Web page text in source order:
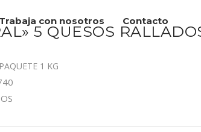
Trabaja con nosotros Contacto
5 QUESOS
PAQUETE 1 KG